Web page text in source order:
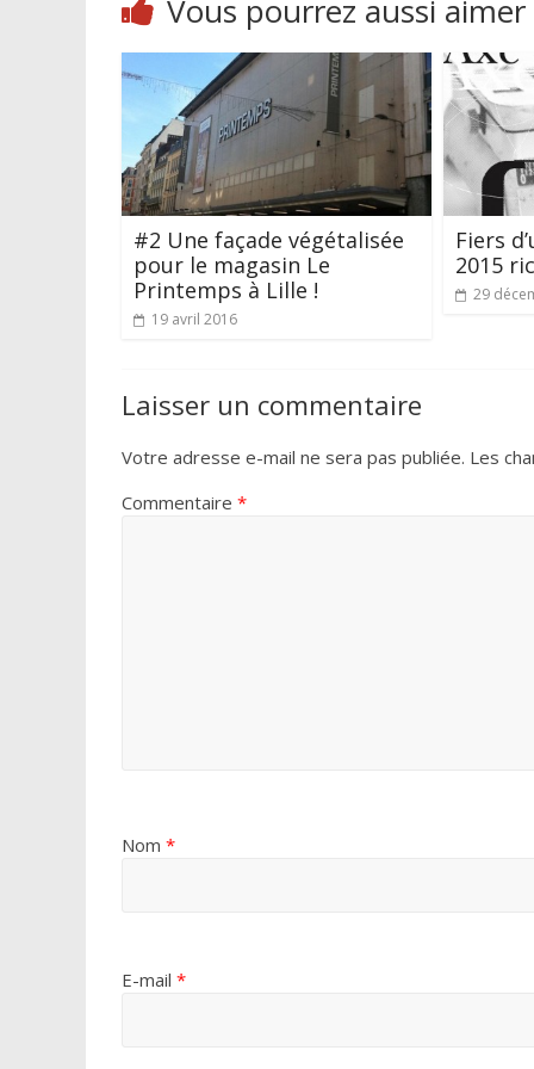
Vous pourrez aussi aimer
#2 Une façade végétalisée
pour le magasin Le
Printemps à Lille !
19 avril 2016
Fiers
2015
29
Laisser un commentaire
Votre adresse e-mail ne sera pas publiée. Les
Commentaire *
Nom *
E-mail *